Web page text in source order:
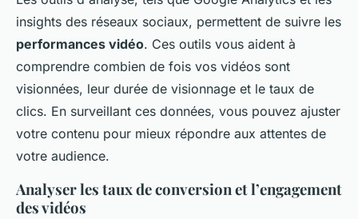
insights des réseaux sociaux, permettent de suivre les
performances vidéo. Ces outils vous aident à
comprendre combien de fois vos vidéos sont
visionnées, leur durée de visionnage et le taux de
clics. En surveillant ces données, vous pouvez ajuster
votre contenu pour mieux répondre aux attentes de
votre audience.
Analyser les taux de conversion et l’engagement
des vidéos